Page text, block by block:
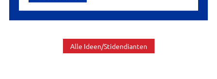
Alle Ideen/Stidendianten